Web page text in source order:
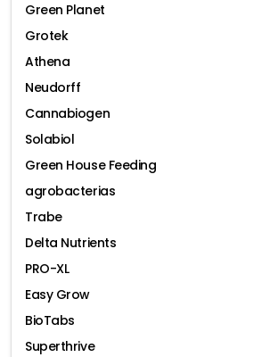
Green Planet
Grotek
Athena
Neudorff
Cannabiogen
Solabiol
Green House Feeding
agrobacterias
Trabe
Delta Nutrients
PRO-XL
Easy Grow
BioTabs
Superthrive